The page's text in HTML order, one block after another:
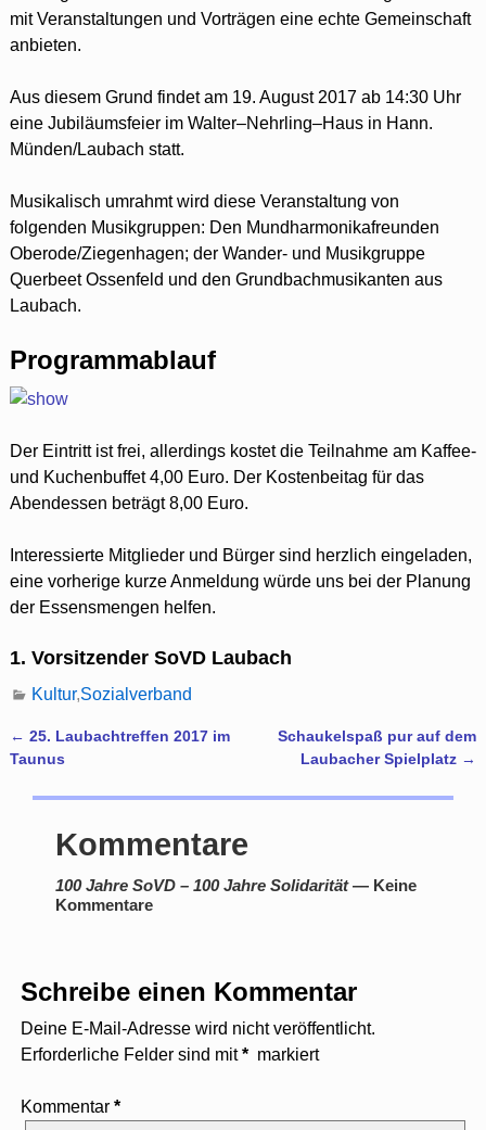
mit Veranstaltungen und Vorträgen eine echte Gemeinschaft
anbieten.
Aus diesem Grund findet am 19. August 2017 ab 14:30 Uhr
eine Jubiläumsfeier im Walter–Nehrling–Haus in Hann.
Münden/Laubach statt.
Musikalisch umrahmt wird diese Veranstaltung von
folgenden Musikgruppen: Den Mundharmonikafreunden
Oberode/Ziegenhagen; der Wander- und Musikgruppe
Querbeet Ossenfeld und den Grundbachmusikanten aus
Laubach.
Programmablauf
Der Eintritt ist frei, allerdings kostet die Teilnahme am Kaffee-
und Kuchenbuffet 4,00 Euro. Der Kostenbeitag für das
Abendessen beträgt 8,00 Euro.
Interessierte Mitglieder und Bürger sind herzlich eingeladen,
eine vorherige kurze Anmeldung würde uns bei der Planung
der Essensmengen helfen.
1. Vorsitzender SoVD Laubach
Kultur,Sozialverband
Artikelnavigation
← 25. Laubachtreffen 2017 im
Taunus
Schaukelspaß pur auf dem
Laubacher Spielplatz →
Kommentare
100 Jahre SoVD – 100 Jahre Solidarität— Keine
Kommentare
Schreibe einen Kommentar
Deine E-Mail-Adresse wird nicht veröffentlicht.
Erforderliche Felder sind mit* markiert
Kommentar *